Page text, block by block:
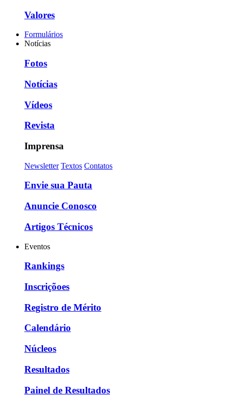
Valores
Formulários
Notícias
Fotos
Notícias
Vídeos
Revista
Imprensa
Newsletter Textos Contatos
Envie sua Pauta
Anuncie Conosco
Artigos Técnicos
Eventos
Rankings
Inscriçõoes
Registro de Mérito
Calendário
Núcleos
Resultados
Painel de Resultados